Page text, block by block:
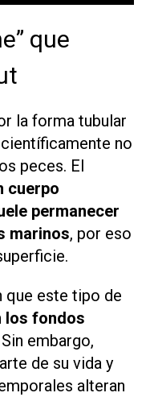
que
la forma tubular
no
peces. El
cuerpo
permanecer
marinos, por eso
que este tipo de
los fondos
Sin embargo,
de su vida y
alteran